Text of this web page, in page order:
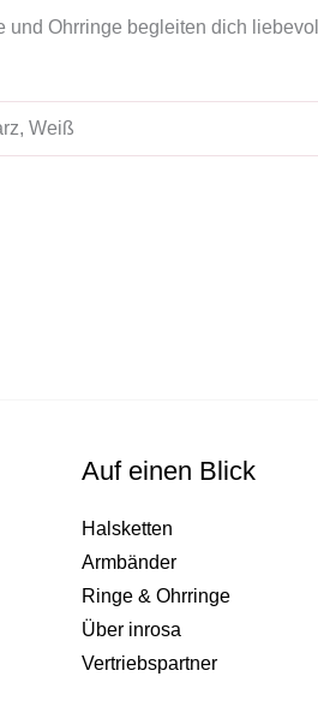
und Ohrringe begleiten dich
Weiß
Auf einen Blick
Halsketten
Armbänder
Ringe & Ohrringe
Über inrosa
Vertriebspartner